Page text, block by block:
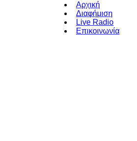
Αρχική
Διαφήμιση
Live Radio
Επικοινωνία